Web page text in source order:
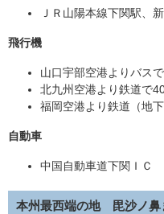
ＪＲ山陽本線下関駅、
飛行機
山口宇部空港よりバス
北九州空港より鉄道で
福岡空港より鉄道（地
自動車
中国自動車道下関ＩＣ
本州最西端の地 毘沙ノ鼻